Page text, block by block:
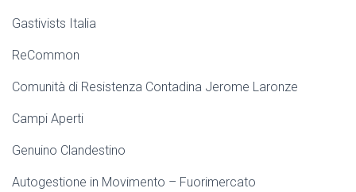
Gastivists Italia
ReCommon
Comunità di Resistenza Contadina Jerome Laronze
Campi Aperti
Genuino Clandestino
Autogestione in Movimento – Fuorimercato